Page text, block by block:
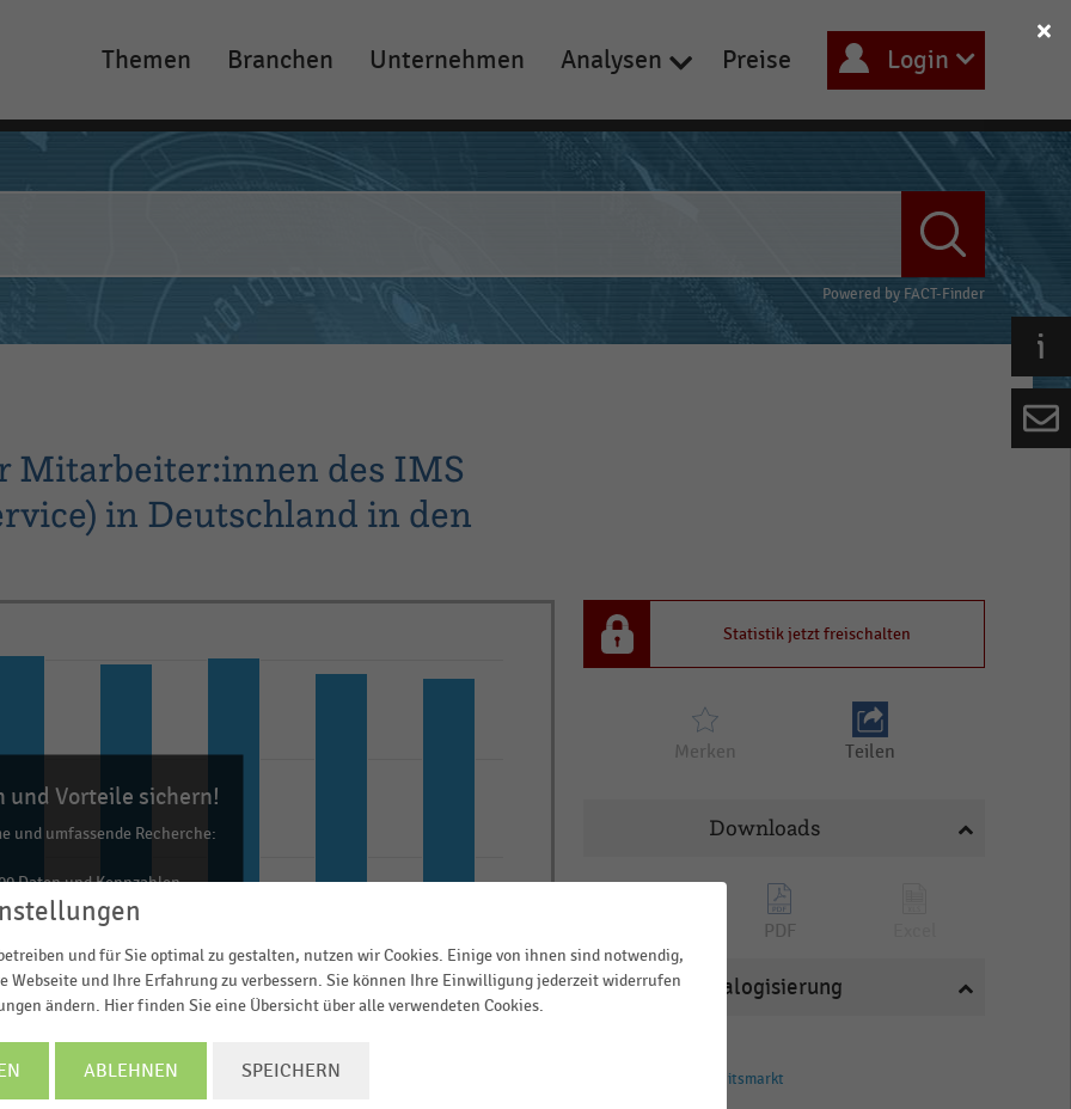
Main
navigation
Themen Branchen Unternehmen Analysen Preise Login
Powered by FACT-Finder
Mitarbeiter:innen des IMS
in Deutschland in den
und Vorteile sichern!
und umfassende Recherche:
Daten und Kennzahlen
Statistiken
Excel, PNG, PDF
INFORMIEREN
Statistik jetzt freischalten
Merken Teilen
Downloads
PDF
Katalogisierung
Arbeitsmarkt
und für Sie optimal zu gestalten, nutzen wir Cookies. Einige von ihnen sind notwendig,
Webseite und Ihre Erfahrung zu verbessern. Sie können Ihre Einwilligung jederzeit widerrufen
ändern. Hier finden Sie eine Übersicht über alle verwendeten Cookies.
ABLEHNEN SPEICHERN